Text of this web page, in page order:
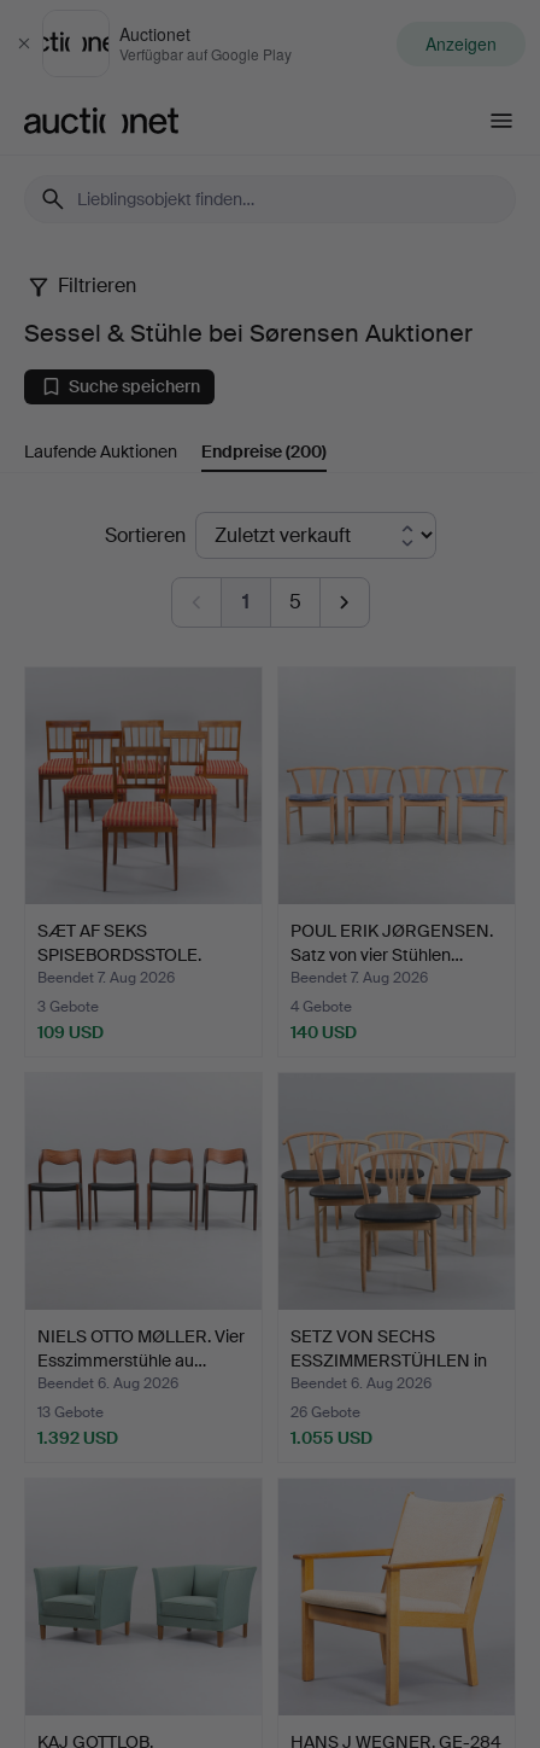
Schließen
Auctionet
Verfügbar auf Google Play Anzeigen
Sessel
Stühle
bei
Sørensen
Auktioner
Filtrieren
Sessel & Stühle bei Sørensen Auktioner
Suche speichern
Laufende Auktionen Endpreise(200)
EndpreiseSortieren
1 5
SÆT AF SEKS
SPISEBORDSSTOLE.
Swedish Grace…
Beendet 7. Aug 2026
3 Gebote
109 USD
POUL ERIK JØRGENSEN.
Satz von vier Stühlen…
Beendet 7. Aug 2026
4 Gebote
140 USD
NIELS OTTO MØLLER. Vier
Esszimmerstühle au…
Beendet 6. Aug 2026
13 Gebote
1.392 USD
SETZ VON SECHS
ESSZIMMERSTÜHLEN in
Eiche, …
Beendet 6. Aug 2026
26 Gebote
1.055 USD
KAJ GOTTLOB.
HANS J WEGNER. GE-284